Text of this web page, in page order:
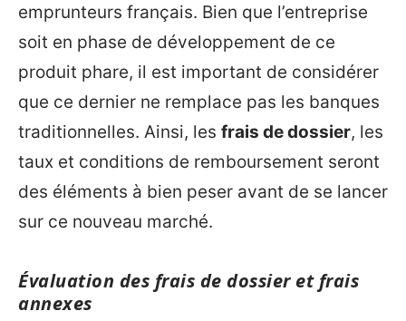
emprunteurs français. Bien que l’entreprise
soit en phase de développement de ce
produit phare, il est important de considérer
que ce dernier ne remplace pas les banques
traditionnelles. Ainsi, les frais de dossier, les
taux et conditions de remboursement seront
des éléments à bien peser avant de se lancer
sur ce nouveau marché.
Évaluation des frais de dossier et frais
annexes